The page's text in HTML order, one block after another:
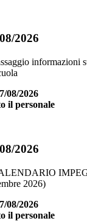
2026
informazioni
08/2026
il personale
2026
2026)
08/2026
il personale